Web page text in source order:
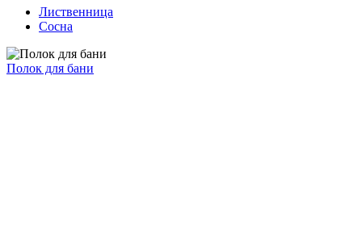
Лиственница
Сосна
Полок для бани